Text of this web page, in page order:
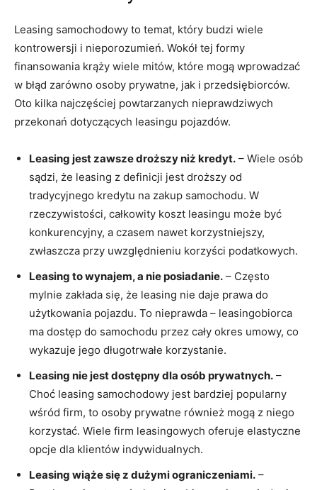
Leasing samochodowy to ⁤temat, który budzi wiele ​
kontrowersji​ i nieporozumień. Wokół‌ tej formy
finansowania krąży​ wiele mitów, które mogą wprowadzać
w błąd⁤ zarówno osoby prywatne, jak i przedsiębiorców.‍
Oto kilka⁣ najczęściej powtarzanych ​nieprawdziwych
przekonań dotyczących leasingu pojazdów.
Leasing ⁢jest zawsze droższy niż kredyt. – Wiele osób
sądzi,​ że leasing z definicji jest droższy od
tradycyjnego kredytu na zakup samochodu. ‌W​
rzeczywistości, całkowity koszt leasingu może być
konkurencyjny, a czasem nawet korzystniejszy,
zwłaszcza przy uwzględnieniu korzyści podatkowych.
Leasing​ to wynajem, a nie posiadanie. – ​Często
mylnie zakłada się, że leasing nie‌ daje prawa do
użytkowania ⁣pojazdu. To nieprawda – leasingobiorca
ma ⁢dostęp do samochodu przez cały okres umowy, co
wykazuje jego długotrwałe korzystanie.
Leasing nie jest ​dostępny dla ⁢osób prywatnych. ⁤–
Choć leasing ​samochodowy jest ‌bardziej⁢ popularny
wśród ⁤firm, to osoby prywatne również mogą⁤ z niego
korzystać. ‌Wiele firm​ leasingowych ⁤oferuje ​elastyczne
opcje​ dla ​klientów indywidualnych.
Leasing wiąże⁤ się⁤ z dużymi ograniczeniami. –